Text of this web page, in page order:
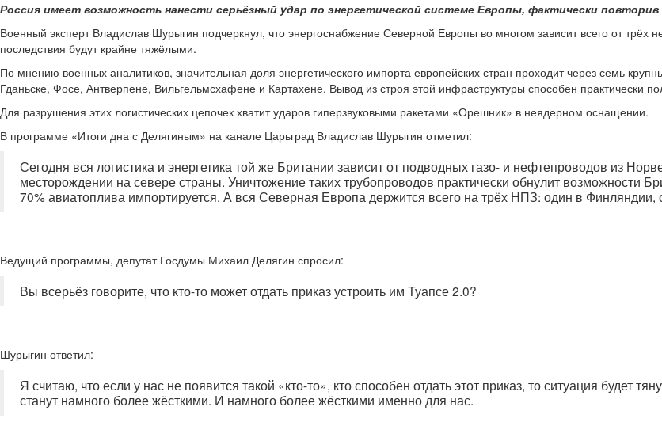
Россия имеет возможность нанести серьёзный удар по энергетической системе Европы, фактически повторив
Военный эксперт Владислав Шурыгин подчеркнул, что энергоснабжение Северной Европы во многом зависит всего от
последствия будут крайне тяжёлыми.
По мнению военных аналитиков, значительная доля энергетического импорта европейских стран проходит через семь
Гданьске, Фосе, Антверпене, Вильгельмсхафене и Картахене. Вывод из строя этой инфраструктуры способен практически
Для разрушения этих логистических цепочек хватит ударов гиперзвуковыми ракетами «Орешник» в неядерном оснащении.
В программе «Итоги дна с Делягиным» на канале Царьград Владислав Шурыгин отметил:
Сегодня вся логистика и энергетика той же Британии зависит от подводных газо- и нефтепроводов из
месторождении на севере страны. Уничтожение таких трубопроводов практически обнулит возможности
70% авиатоплива импортируется. А вся Северная Европа держится всего на трёх НПЗ: один в
Ведущий программы, депутат Госдумы Михаил Делягин спросил:
Вы всерьёз говорите, что кто-то может отдать приказ устроить им Туапсе 2.0?
Шурыгин ответил:
Я считаю, что если у нас не появится такой «кто-то», кто способен отдать этот приказ, то ситуация
станут намного более жёсткими. И намного более жёсткими именно для нас.